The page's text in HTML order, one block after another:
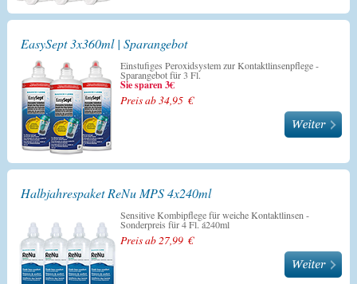
EasySept 3x360ml | Sparangebot
Einstufiges Peroxidsystem zur Kontaktlinsenpflege -
Sparangebot für 3 Fl.
Sie sparen 3€
Preis ab 34,95 €
Halbjahrespaket ReNu MPS 4x240ml
Sensitive Kombipflege für weiche Kontaktlinsen -
Sonderpreis für 4 Fl. á240ml
Preis ab 27,99 €